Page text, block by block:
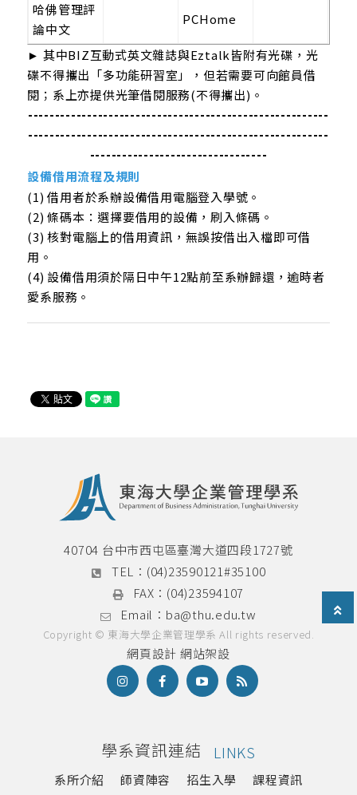
哈佛管理評
論中文
PCHome
► 其中BIZ互動式英文雜誌與Eztalk皆附有光碟，光
碟不得攜出「多功能研習室」，但若需要可向館員借
閱；系上亦提供光筆借閱服務(不得攜出)。
--------------------------------------------------------
--------------------------------------------------------
---------------------------------
設備借用流程及規則
(1) 借用者於系辦設備借用電腦登入學號。
(2) 條碼本：選擇要借用的設備，刷入條碼。
(3) 核對電腦上的借用資訊，無誤按借出入檔即可借
用。
(4) 設備借用須於隔日中午12點前至系辦歸還，逾時者
愛系服務。
40704 台中市西屯區臺灣大道四段1727號
TEL： (04)23590121#35100
FAX： (04)23594107
Email： ba@thu.edu.tw
Copyright © 東海大學企業管理學系 All rights reserved.
網頁設計 網站架設
學系資訊連結 LINKS
系所介紹 師資陣容 招生入學 課程資訊